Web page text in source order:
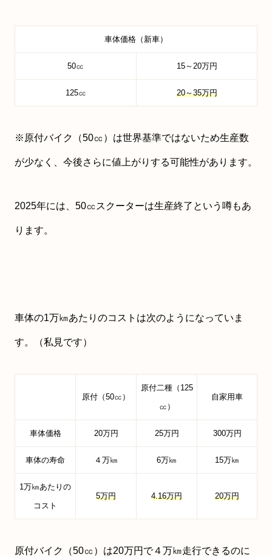
車体価格（新車）
50㏄ 15～20万円
125㏄ 20～35万円
※原付バイク（50㏄）は世界基準ではないため生産数
が少なく、今後さらに値上がりする可能性があります。
2025年には、50㏄スクーターは生産終了という噂もあ
ります。
車体の1万㎞あたりのコストは次のようになっていま
す。（私見です）
原付（50㏄）
原付二種（125
㏄）
自家用車
車体価格 20万円 25万円 300万円
車体の寿命 ４万㎞ 6万㎞ 15万㎞
1万㎞あたりの
コスト
5万円 4.16万円 20万円
原付バイク（50㏄）は20万円で４万㎞走行できるのに